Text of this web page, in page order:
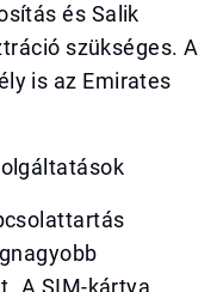
és Salik
szükséges. A
is az Emirates
A SIM-kártya